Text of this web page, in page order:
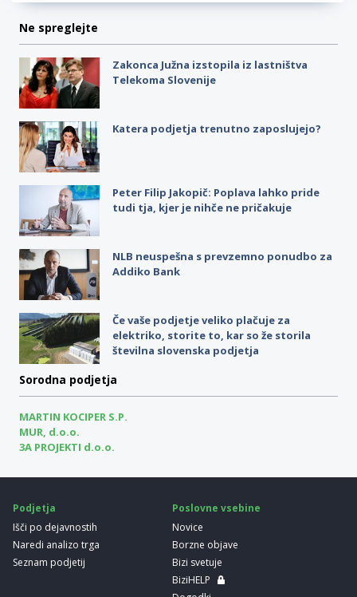
Ne spreglejte
Zakonca Južna izstopila iz lastništva
Telekoma Slovenije
Katera podjetja trenutno zaposlujejo?
Peter Filip Jakopič: Poplava lahko pride
tudi tja, kjer je nihče ne pričakuje
NLB neuspešna s prevzemno ponudbo za
Addiko Bank
Če vaše podjetje veliko plačuje za
elektriko, storite to, kar so že storila
številna slovenska podjetja
Sorodna podjetja
MARTIN KOCIPER S.P.
MUR, d.o.o.
3A PROJEKTI d.o.o.
Podjetja
Išči po dejavnostih
Naredi analizo trga
Seznam podjetij
Poslovne vsebine
Novice
Borzne objave
Bizi svetuje
BiziHELP